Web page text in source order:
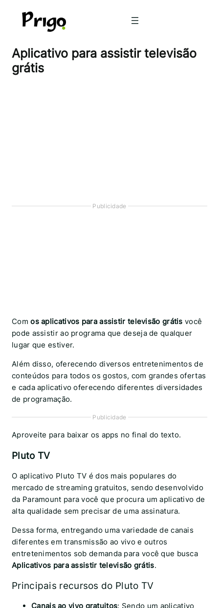
Aplicativo para assistir televisão
grátis
Publicidade
Comos aplicativos para assistir televisão grátis você
pode assistir ao programa que deseja de qualquer
lugar que estiver.
Além disso, oferecendo diversos entretenimentos de
conteúdos para todos os gostos, com grandes ofertas
e cada aplicativo oferecendo diferentes diversidades
de programação.
Publicidade
Aproveite para baixar os apps no final do texto.
Pluto TV
O aplicativo Pluto TV é dos mais populares do
mercado de streaming gratuitos, sendo desenvolvido
da Paramount para você que procura um aplicativo de
alta qualidade sem precisar de uma assinatura.
Dessa forma, entregando uma variedade de canais
diferentes em transmissão ao vivo e outros
entretenimentos sob demanda para você que busca
Aplicativos para assistir televisão grátis.
Principais recursos do Pluto TV
Canais ao vivo gratuitos: Sendo um aplicativo